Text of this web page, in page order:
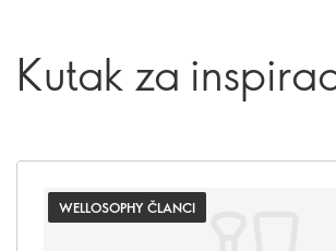
Kutak za
WELLOSOPHY ČLANCI